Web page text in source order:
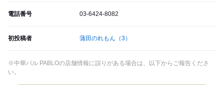
電話番号 03-6424-8082
初投稿者 蒲田のれもん （3）
※中華バル PABLOの店舗情報に誤りがある場合は、以下からご報告くださ
い。